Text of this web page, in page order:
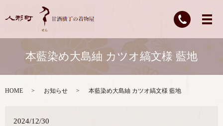
本藍染め大島紬 カツオ縞文様 藍地
HOME お知らせ 本藍染め大島紬 カツオ縞文様 藍地
2024/12/30